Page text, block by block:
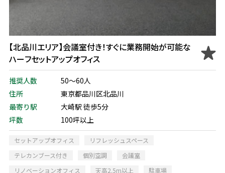
【北品川エリア】会議室付き！すぐに業務開始が可能な
ハーフセットアップオフィス
推奨人数
50～60人
住所
東京都品川区北品川
最寄り駅
大崎駅 徒歩5分
坪数
100坪以上
セットアップオフィス
リフレッシュスペース
テレカンブース付き
個別空調
会議室
リノベーションオフィス
天高2.5m以上 駐車場